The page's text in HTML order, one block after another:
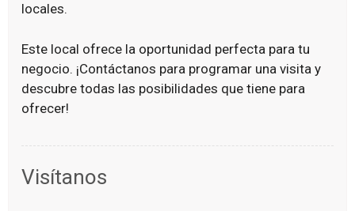
locales.
Este local ofrece la oportunidad perfecta para tu
negocio. ¡Contáctanos para programar una visita y
descubre todas las posibilidades que tiene para
ofrecer!
Visítanos